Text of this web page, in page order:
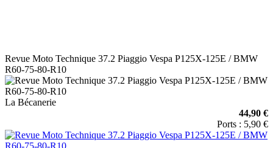
Revue Moto Technique 37.2 Piaggio Vespa P125X-125E / BMW
R60-75-80-R10
La Bécanerie
44,90 €
Ports : 5,90 €